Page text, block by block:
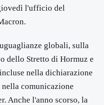
l'ufficio del
globali, sulla
dello Stretto di Hormuz e
nella dichiarazione
nella comunicazione
Anche l'anno scorso, la